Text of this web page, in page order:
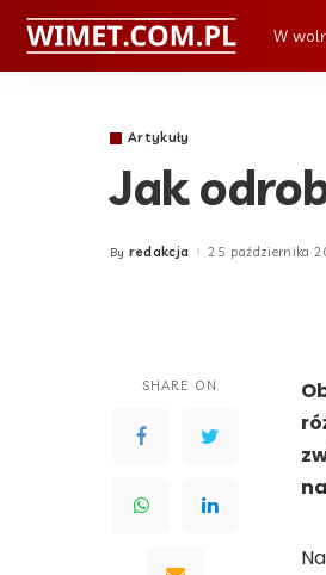
W
Artykuły
Jak
Posted
By redakcja 25 października
SHARE ON